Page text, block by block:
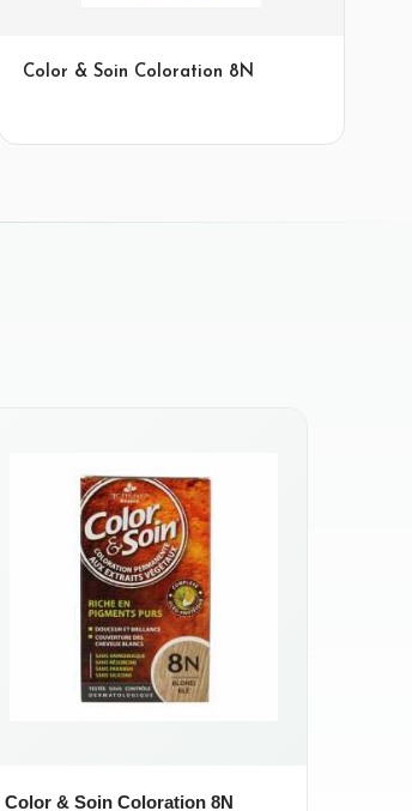
Color & Soin Coloration 8N
Color & Soin Coloration 8N